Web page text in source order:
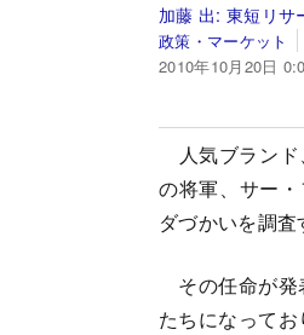
加藤 出: 東短リサ
政策・マーケット
2010年10月20日
人気ブランド
の将軍、サー
ダづかいを調査
その任命が発
たちになって